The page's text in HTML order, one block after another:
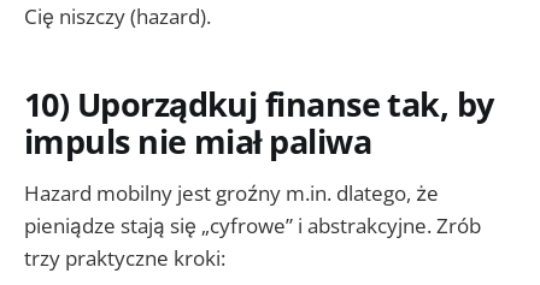
Cię niszczy (hazard).
10) Uporządkuj finanse tak, by
impuls nie miał paliwa
Hazard mobilny jest groźny m.in. dlatego, że
pieniądze stają się „cyfrowe” i abstrakcyjne. Zrób
trzy praktyczne kroki: